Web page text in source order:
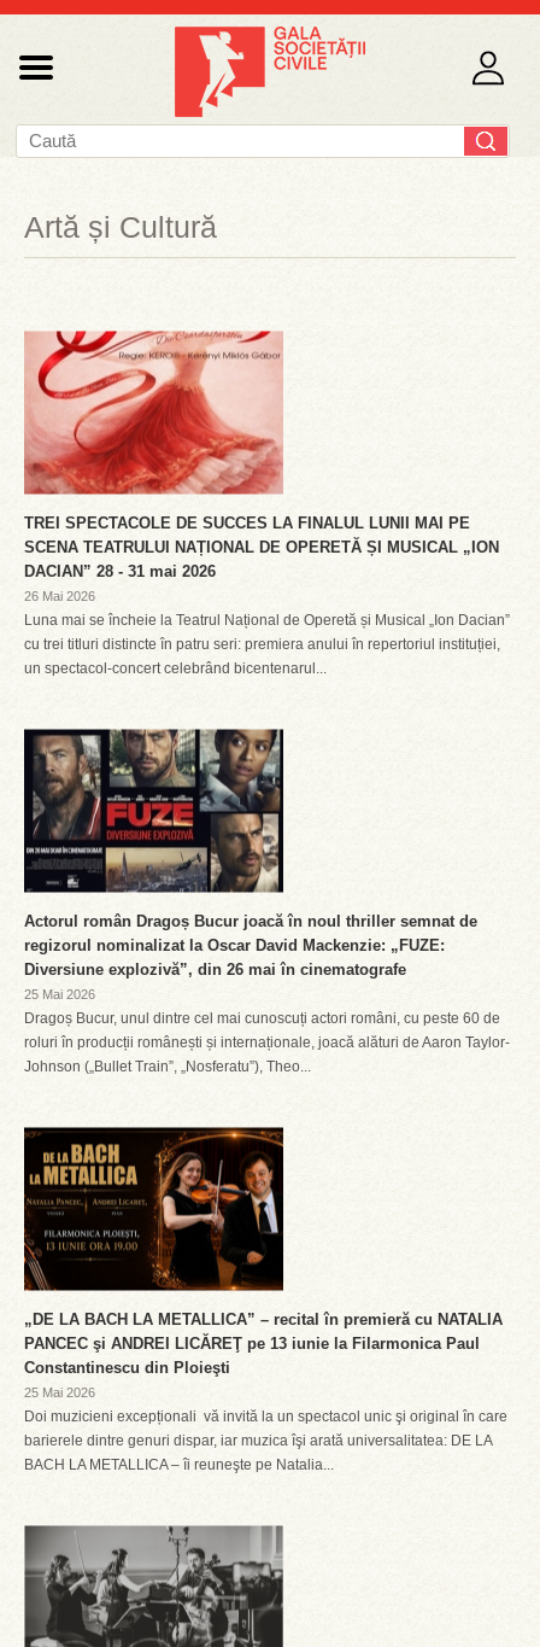
Artă și Cultură
TREI SPECTACOLE DE SUCCES LA FINALUL LUNII MAI PE
SCENA TEATRULUI NAȚIONAL DE OPERETĂ ȘI MUSICAL „ION
DACIAN” 28 - 31 mai 2026
26 Mai 2026
Luna mai se încheie la Teatrul Național de Operetă și Musical „Ion Dacian”
cu trei titluri distincte în patru seri: premiera anului în repertoriul instituției,
un spectacol-concert celebrând bicentenarul...
Actorul român Dragoș Bucur joacă în noul thriller semnat de
regizorul nominalizat la Oscar David Mackenzie: „FUZE:
Diversiune explozivă”, din 26 mai în cinematografe
25 Mai 2026
Dragoș Bucur, unul dintre cel mai cunoscuți actori români, cu peste 60 de
roluri în producții românești și internaționale, joacă alături de Aaron Taylor-
Johnson („Bullet Train”, „Nosferatu”), Theo...
„DE LA BACH LA METALLICA” – recital în premieră cu NATALIA
PANCEC şi ANDREI LICĂREŢ pe 13 iunie la Filarmonica Paul
Constantinescu din Ploieşti
25 Mai 2026
Doi muzicieni excepționali vă invită la un spectacol unic şi original în care
barierele dintre genuri dispar, iar muzica îşi arată universalitatea: DE LA
BACH LA METALLICA – îi reuneşte pe Natalia...